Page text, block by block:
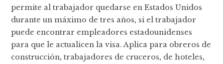
permite al trabajador quedarse en Estados Unidos
durante un máximo de tres años, si el trabajador
puede encontrar empleadores estadounidenses
para que le actualicen la visa. Aplica para obreros de
construcción, trabajadores de cruceros, de hoteles,